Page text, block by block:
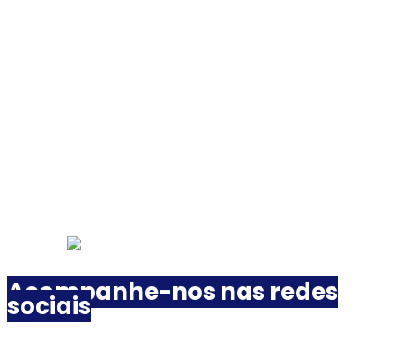
Acompanhe-nos nas redes
sociais